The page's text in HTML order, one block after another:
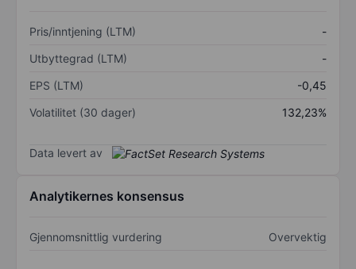
Pris/inntjening (LTM)
-
Utbyttegrad (LTM)
-
EPS (LTM)
-0,45
Volatilitet (30 dager)
132,23%
Data levert av
Analytikernes konsensus
Gjennomsnittlig vurdering Overvektig